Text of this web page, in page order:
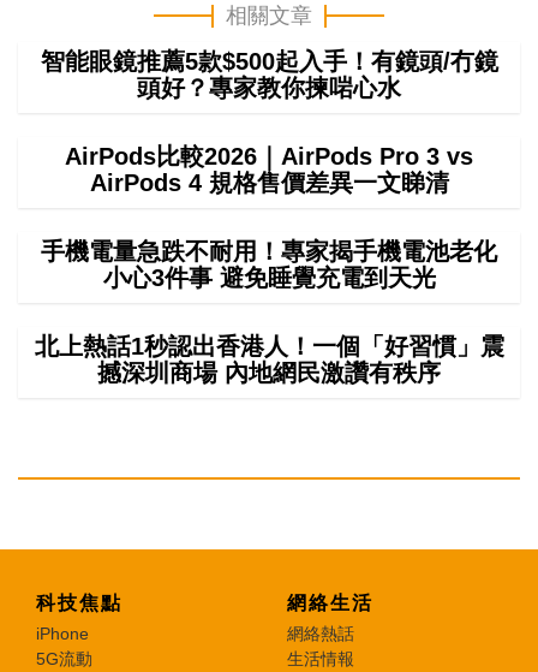
相關文章
智能眼鏡推薦5款$500起入手！有鏡頭/冇鏡
頭好？專家教你揀啱心水
AirPods比較2026｜AirPods Pro 3 vs
AirPods 4 規格售價差異一文睇清
手機電量急跌不耐用！專家揭手機電池老化
小心3件事 避免睡覺充電到天光
北上熱話1秒認出香港人！一個「好習慣」震
撼深圳商場 內地網民激讚有秩序
科技焦點
iPhone
5G流動
網絡生活
網絡熱話
生活情報